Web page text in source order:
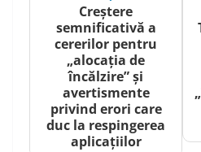
Creștere
semnificativă a
cererilor pentru
„alocația de
încălzire” și
avertismente
privind erori care
duc la respingerea
aplicațiilor